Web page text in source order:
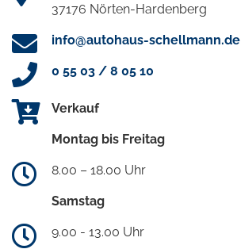
37176 Nörten-Hardenberg
info@autohaus-schellmann.de
0 55 03 / 8 05 10
Verkauf
Montag bis Freitag
8.00 – 18.00 Uhr
Samstag
9.00 - 13.00 Uhr